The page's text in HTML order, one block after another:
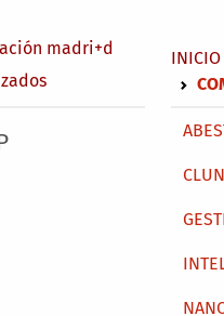
madri+d
INICIO